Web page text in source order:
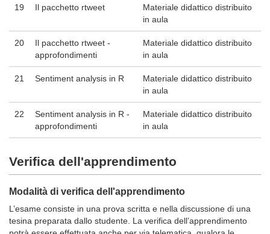
19 Il pacchetto rtweet
Materiale didattico distribuito
in aula
20
Il pacchetto rtweet -
approfondimenti
Materiale didattico distribuito
in aula
21 Sentiment analysis in R
Materiale didattico distribuito
in aula
22
Sentiment analysis in R -
approfondimenti
Materiale didattico distribuito
in aula
Verifica dell'apprendimento
Modalità di verifica dell'apprendimento
L’esame consiste in una prova scritta e nella discussione di una
tesina preparata dallo studente. La verifica dell’apprendimento